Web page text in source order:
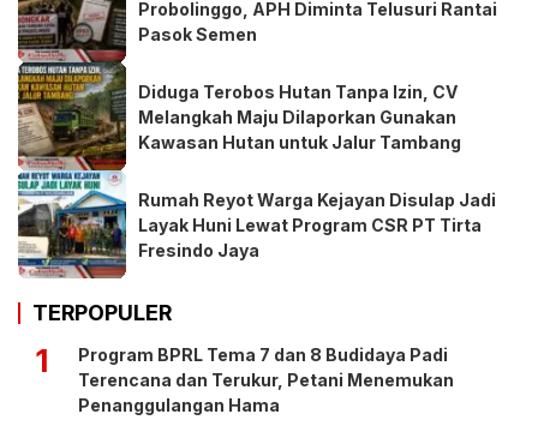
Probolinggo, APH Diminta Telusuri Rantai
Pasok Semen
Diduga Terobos Hutan Tanpa Izin, CV
Melangkah Maju Dilaporkan Gunakan
Kawasan Hutan untuk Jalur Tambang
Rumah Reyot Warga Kejayan Disulap Jadi
Layak Huni Lewat Program CSR PT Tirta
Fresindo Jaya
TERPOPULER
1
Program BPRL Tema 7 dan 8 Budidaya Padi
Terencana dan Terukur, Petani Menemukan
Penanggulangan Hama